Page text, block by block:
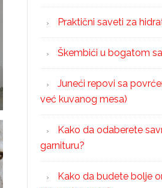
Praktični saveti za
Škembići u bogatom
Juneći repovi sa
već kuvanog mesa)
Kako da odaberete
garnituru?
Kako da budete bolje